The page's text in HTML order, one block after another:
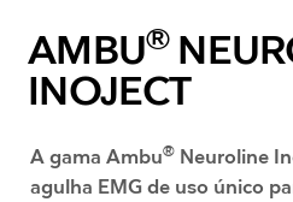
AMBU®
INOJECT
A gama Ambu®Neuroline
agulha EMG de uso único